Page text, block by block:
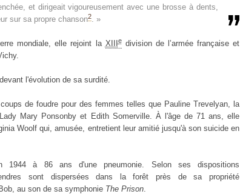
et dirigeait vigoureusement avec une brosse à dents,
sur sa propre chanson2. »
mondiale, elle rejoint la XIIIedivision de l’armée française et
l'évolution de sa surdité.
de foudre pour des femmes telles que Pauline Trevelyan, la
Mary Ponsonby et Edith Somerville. À l'âge de 71 ans, elle
Woolf qui, amusée, entretient leur amitié jusqu'à son suicide en
1944 à 86 ans d'une pneumonie. Selon ses dispositions
sont dispersées dans la forêt près de sa propriété
au son de sa symphonie The Prison.